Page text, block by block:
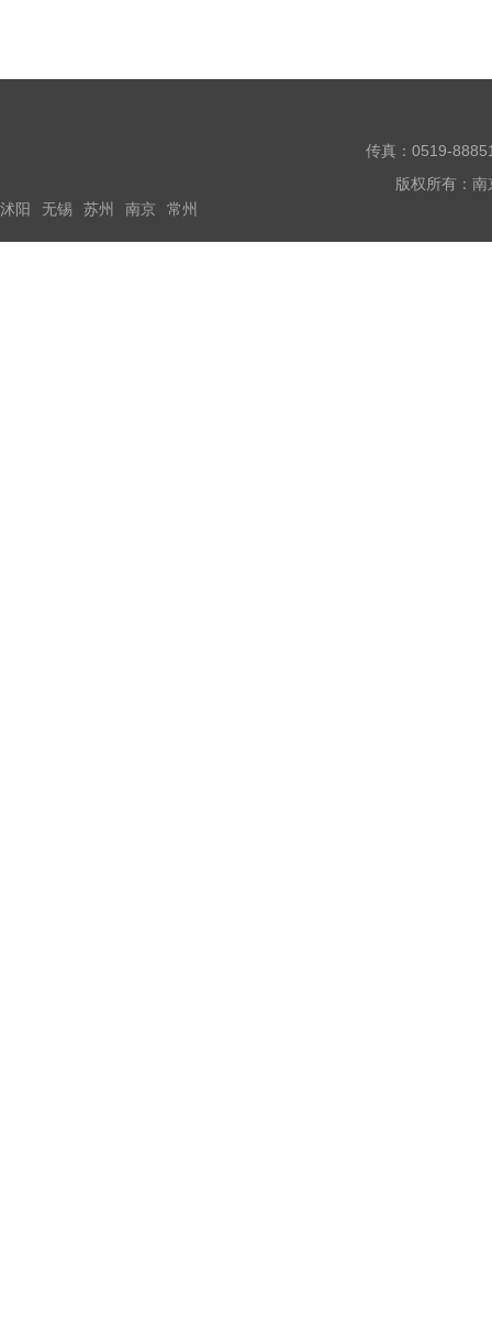
传真：0519-
版权所有：
沭阳
无锡 苏州 南京 常州